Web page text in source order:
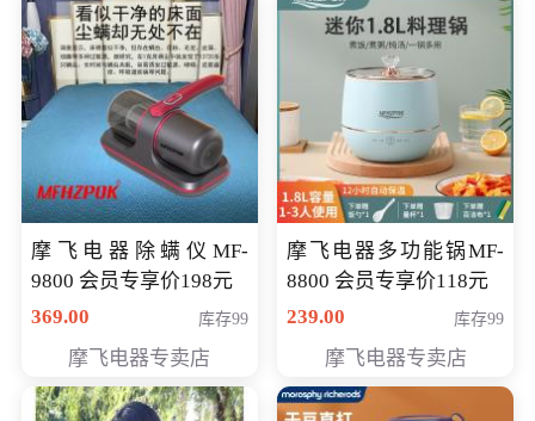
摩飞电器除螨仪MF-
9800 会员专享价198元
369.00
库存99
摩飞电器专卖店
摩飞电器多功能锅MF-
8800 会员专享价118元
239.00
库存99
摩飞电器专卖店